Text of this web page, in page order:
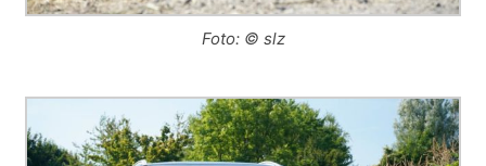
Foto: © slz